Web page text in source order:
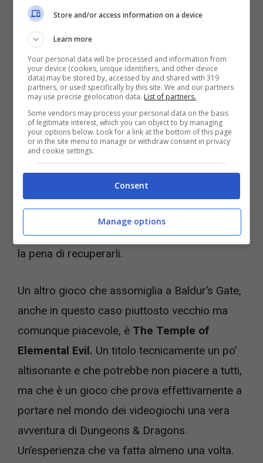
tu in che ordine giocarli, ma una volta
completatitutti e tre i Baldur’s Gate
molto probabilmente estremamente
soddisfatto di quello che sei riuscito a
raggiungere nonostante la difficoltà e il caos.
Si tratta di giochi che rispetto a Baldur’s Gate
3 sono molto più vecchi (la versione Enhanced
Edition del primo Baldur’s Gate è del 2013 per
le basi anche di quello che è il successo
dell’ultimo titolo di Larian Studios e quindi vale
la pena di recuperarli.
Un altro gioco che assomiglia a Baldur’s Gate,
anche in questo caso piuttosto vecchio ma
comunque piacevole, è The Temple of
Elemental Evil. Un titolo tecnicamente un po’
altisonante e che potrebbe non piacere a tutti,
ma che è un gioco che prova effettivamente a
portare nel mondo dei videogiochi una vera
avventura di Dungeons & Dragons.
Un’esperienza che va fatta almeno una volta.
Store and/or access information on a device
Learn more
Your personal data will be processed and information from
your device (cookies, unique identifiers, and other device
data) may be stored by, accessed by and shared with 319
partners, or used specifically by this site. We and our partners
may use precise geolocation data. List of partners.
Some vendors may process your personal data on the basis
of legitimate interest, which you can object to by managing
your options below. Look for a link at the bottom of this page
or in the site menu to manage or withdraw consent in privacy
and cookie settings.
Consent
Manage options